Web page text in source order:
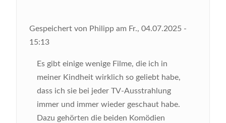
Gespeichert von Philipp am Fr., 04.07.2025 -
15:13
Es gibt einige wenige Filme, die ich in
meiner Kindheit wirklich so geliebt habe,
dass ich sie bei jeder TV-Ausstrahlung
immer und immer wieder geschaut habe.
Dazu gehörten die beiden Komödien